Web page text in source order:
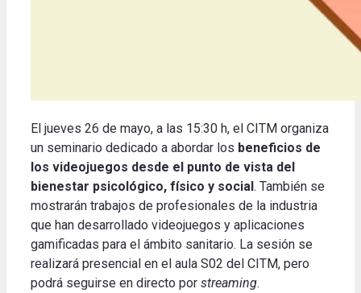
El jueves 26 de mayo, a las 15:30 h, el CITM organiza
un seminario dedicado a abordar los beneficios de
los videojuegos desde el punto de vista del
bienestar psicológico, físico y social . También se
mostrarán trabajos de profesionales de la industria
que han desarrollado videojuegos y aplicaciones
gamificadas para el ámbito sanitario. La sesión se
realizará presencial en el aula S02 del CITM, pero
podrá seguirse en directo por streaming.